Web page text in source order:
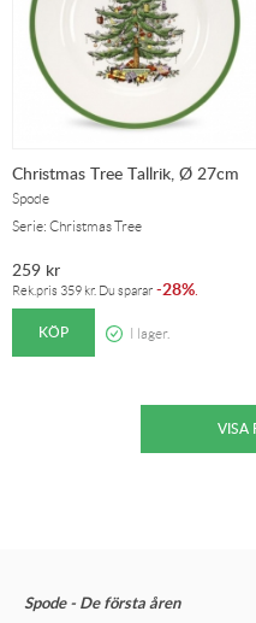
Christmas Tree Tallrik, Ø 27cm
Spode
Serie: Christmas Tree
259 kr
Rek.pris 359 kr. Du sparar -28%.
KÖP I lager.
Spode - De första åren